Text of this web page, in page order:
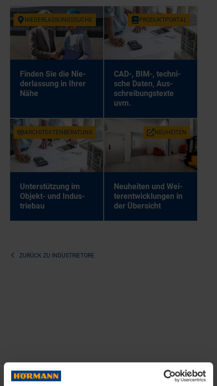
NIE­DER­LAS­SUNGS­SU­CHE
Fin­den Sie die Nie­
der­las­sung in Ih­rer
Nähe
PRO­DUKT­POR­TAL
CAD-, BIM-, tech­ni­
sche Da­ten, Aus­
schrei­bungs­tex­te
uvm.
AR­CHI­TEK­TEN­BE­RA­TUNG
Un­ter­stüt­zung im
Ob­jekt- und In­dus­
trie­bau
NEU­HEI­TEN
Neu­hei­ten und Wei­
ter­ent­wick­lun­gen in
der Über­sicht
ZURÜCK ZU INDUSTRIETORE